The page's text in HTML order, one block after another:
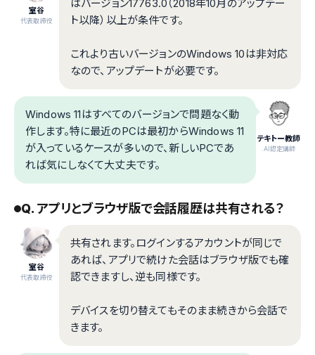
室谷
代表取締役
はバージョン17763.0（2018年10月のアップデー
ト以降）以上が条件です。
これより古いバージョンのWindows 10は非対応
なので、アップデートが必要です。
テキトー教師
.AI認定講師
Windows 11はすべてのバージョンで問題なく動
作します。特に最近のPCは最初からWindows 11
が入っているケースが多いので、新しいPCであ
れば気にしなくて大丈夫です。
Q. アプリとブラウザ版で会話履歴は共有される？
室谷
代表取締役
共有されます。ログインするアカウントが同じで
あれば、アプリで続けた会話はブラウザ版でも確
認できますし、逆も同様です。
デバイスを切り替えてもそのまま続きから会話で
きます。